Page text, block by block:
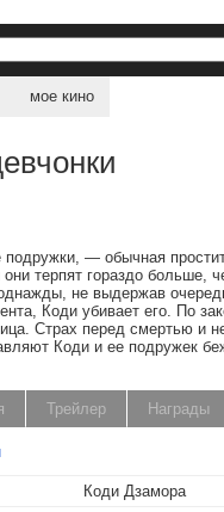
мое кино
подружки, — обычная
терпят гораздо больше,
не выдержав
Коди убивает его. По
Страх перед смертью и
Коди и ее подружек
Трейлер Награды
Коди Дзамора